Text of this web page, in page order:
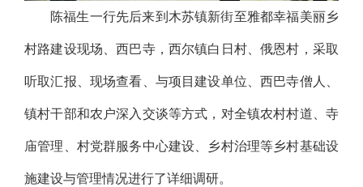
陈福生一行先后来到木苏镇新街至雅都幸福美丽乡
村路建设现场、西巴寺，西尔镇白日村、俄恩村，采取
听取汇报、现场查看、与项目建设单位、西巴寺僧人、
镇村干部和农户深入交谈等方式，对全镇农村村道、寺
庙管理、村党群服务中心建设、乡村治理等乡村基础设
施建设与管理情况进行了详细调研。